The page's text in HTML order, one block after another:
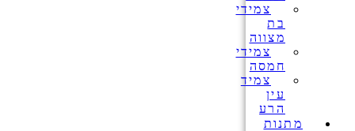
צמידי
בת
מצווה
צמידי
חמסה
צמיד
עין
הרע
מתנות